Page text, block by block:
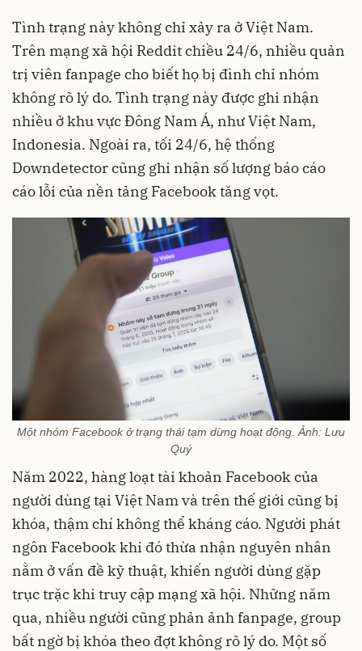
Tình trạng này không chỉ xảy ra ở Việt Nam.
Trên mạng xã hội Reddit chiều 24/6, nhiều quản
trị viên fanpage cho biết họ bị đình chỉ nhóm
không rõ lý do. Tình trạng này được ghi nhận
nhiều ở khu vực Đông Nam Á, như Việt Nam,
Indonesia. Ngoài ra, tối 24/6, hệ thống
Downdetector cũng ghi nhận số lượng báo cáo
cáo lỗi của nền tảng Facebook tăng vọt.
Một nhóm Facebook ở trạng thái tạm dừng hoạt động. Ảnh: Lưu
Quý
Năm 2022, hàng loạt tài khoản Facebook của
người dùng tại Việt Nam và trên thế giới cũng bị
khóa, thậm chí không thể kháng cáo. Người phát
ngôn Facebook khi đó thừa nhận nguyên nhân
nằm ở vấn đề kỹ thuật, khiến người dùng gặp
trục trặc khi truy cập mạng xã hội. Những năm
qua, nhiều người cũng phản ảnh fanpage, group
bất ngờ bị khóa theo đợt không rõ lý do. Một số